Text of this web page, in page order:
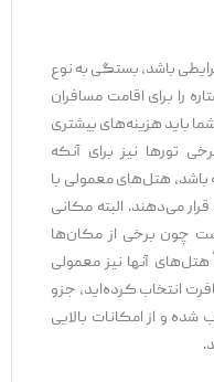
باشد، بستگی به نوع
برخی از تورها هتل های ۵ ستاره را برای اقامت مسافران
باید هزینه‌های بیشتری
تورها نیز برای آنکه
هتل‌های معمولی با
می‌دهند. البته مکانی
چون برخی از مکان‌ها
آنها نیز معمولی
انتخاب کرده‌اید، جزو
و از امکانات بالایی